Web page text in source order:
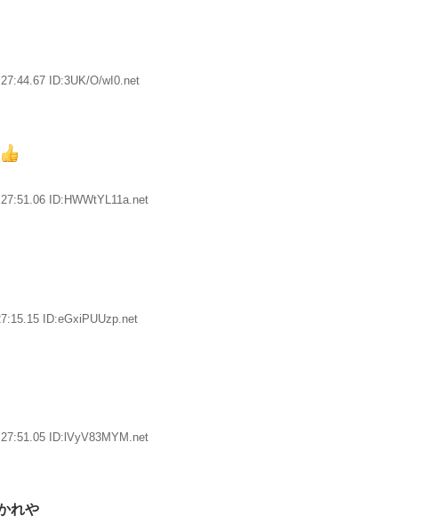
ID:3UK/O/wI0.net
ID:HWWtYL11a.net
ID:eGxiPUUzp.net
ID:lVyV83MYM.net
れや